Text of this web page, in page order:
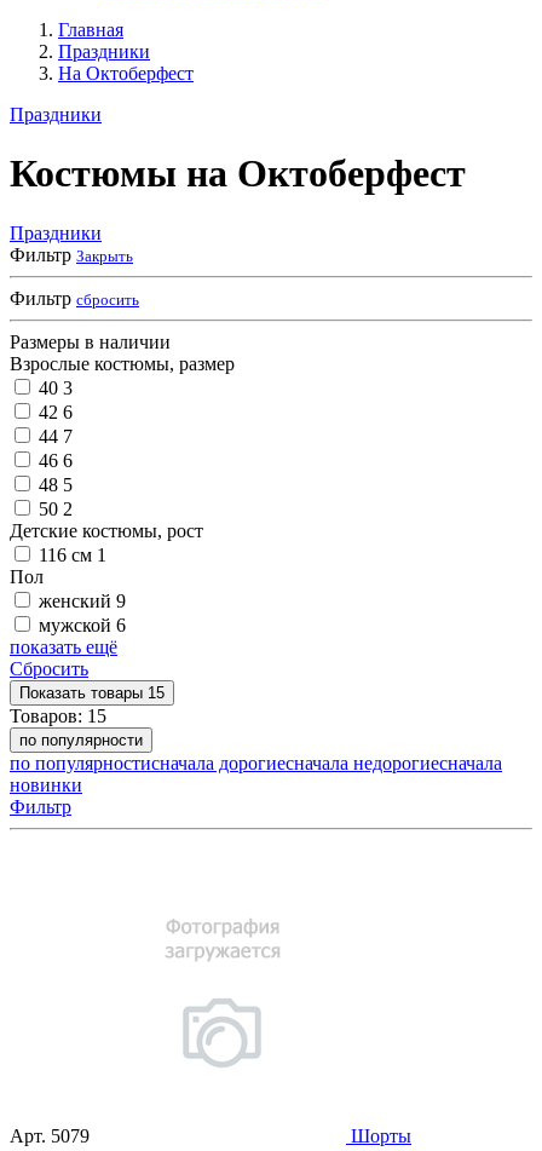
Главная
Праздники
На Октоберфест
Праздники
Костюмы на Октоберфест
Праздники
Фильтр Закрыть
Фильтр сбросить
Размеры в наличии
Взрослые костюмы, размер
40 3
42 6
44 7
46 6
48 5
50 2
Детские костюмы, рост
116 см 1
Пол
женский 9
мужской 6
показать ещё
Сбросить
Показать товары 15
Товаров: 15
по популярности
по популярностисначала дорогиесначала недорогиесначала
новинки
Фильтр
Арт. 5079
Шорты